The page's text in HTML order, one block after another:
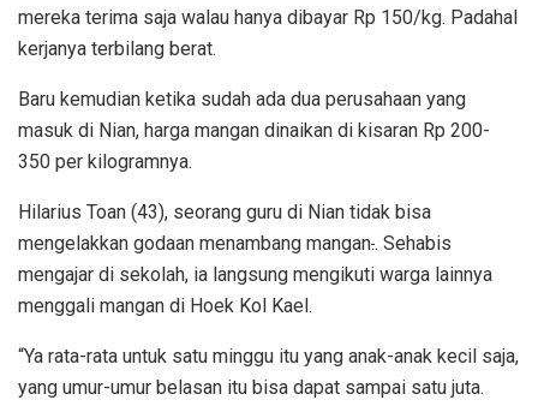
mereka terima saja walau hanya dibayar Rp 150/kg. Padahal
kerjanya terbilang berat.
Baru kemudian ketika sudah ada dua perusahaan yang
masuk di Nian, harga mangan dinaikan di kisaran Rp 200-
350 per kilogramnya.
Hilarius Toan (43), seorang guru di Nian tidak bisa
mengelakkan godaan menambang mangan.. Sehabis
mengajar di sekolah, ia langsung mengikuti warga lainnya
menggali mangan di Hoek Kol Kael.
“Ya rata-rata untuk satu minggu itu yang anak-anak kecil saja,
yang umur-umur belasan itu bisa dapat sampai satu juta.